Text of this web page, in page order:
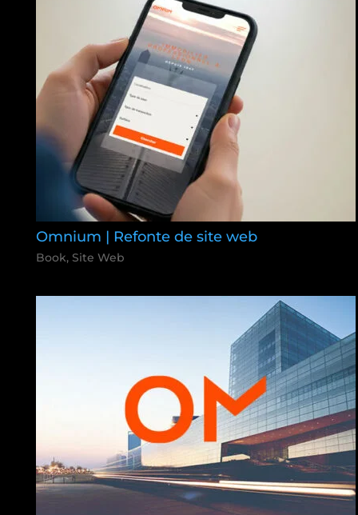
Omnium | Refonte de site web
Book, Site Web